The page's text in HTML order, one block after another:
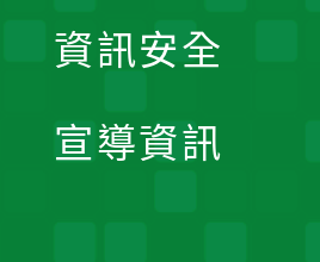
資訊安全
宣導資訊